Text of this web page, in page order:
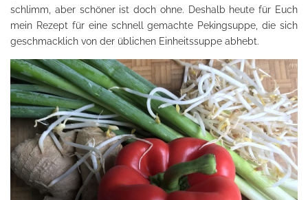
schlimm, aber schöner ist doch ohne. Deshalb heute für Euch
mein Rezept für eine schnell gemachte Pekingsuppe, die sich
geschmacklich von der üblichen Einheitssuppe abhebt.